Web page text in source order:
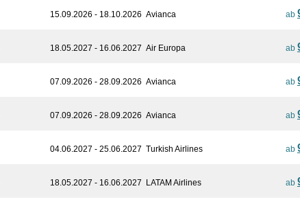
15.09.2026 - 18.10.2026 Avianca ab
18.05.2027 - 16.06.2027 Air Europa ab
07.09.2026 - 28.09.2026 Avianca ab
07.09.2026 - 28.09.2026 Avianca ab
04.06.2027 - 25.06.2027 Turkish Airlines ab
18.05.2027 - 16.06.2027 LATAM Airlines ab